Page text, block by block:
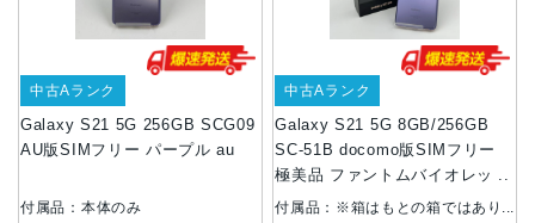
Galaxy S21 5G 256GB SCG09
AU版SIMフリー パープル au
中古Aランク
付属品：本体のみ
Galaxy S21 5G 8GB/256GB
SC-51B docomo版SIMフリー
極美品 ファントムバイオレット
中古Aランク
付属品：※箱はもとの箱ではあり